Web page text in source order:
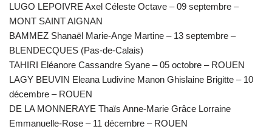
LUGO LEPOIVRE Axel Céleste Octave – 09 septembre –
MONT SAINT AIGNAN
BAMMEZ Shanaël Marie-Ange Martine – 13 septembre –
BLENDECQUES (Pas-de-Calais)
TAHIRI Eléanore Cassandre Syane – 05 octobre – ROUEN
LAGY BEUVIN Eleana Ludivine Manon Ghislaine Brigitte – 10
décembre – ROUEN
DE LA MONNERAYE Thaïs Anne-Marie Grâce Lorraine
Emmanuelle-Rose – 11 décembre – ROUEN